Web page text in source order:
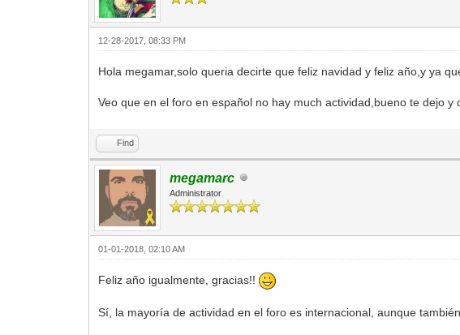
12-28-2017, 08:33 PM
Hola megamar,solo queria decirte que feliz navidad y feliz año,y ya
Veo que en el foro en español no hay much actividad,bueno te dejo
Find
megamarc
Administrator
01-01-2018, 02:10 AM
Feliz año igualmente, gracias!!
Sí, la mayoría de actividad en el foro es internacional, aunque